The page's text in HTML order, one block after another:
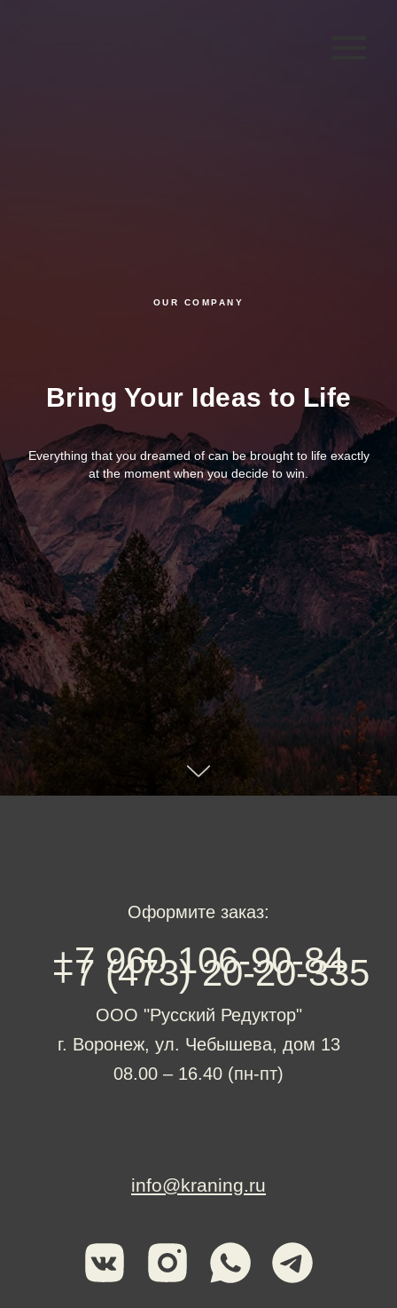
OUR COMPANY
Bring Your Ideas to Life
Everything that you dreamed of can be brought to life exactly
at the moment when you decide to win.
+7 (473) 20-20-335
+7 960 106-90-84
ООО "Русский Редуктор"
г. Воронеж, ул. Чебышева, дом 13
08.00 – 16.40 (пн-пт)
Оформите заказ:
Политика в отношении обработки персональных данных
Подобрать редуктор